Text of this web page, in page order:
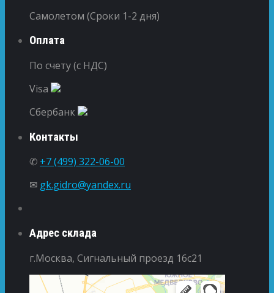
Самолетом (Сроки 1-2 дня)
Оплата
По счету (с НДС)
Visa
Сбербанк
Контакты
✆ +7 (499) 322-06-00
✉ gk.gidro@yandex.ru
Адрес склада
г.Москва, Сигнальный проезд 16с21